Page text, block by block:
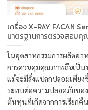
เครื่อง X-RAY FACAN
มาตรฐานการตรวจสอบ
ในอุตสาหกรรมการผลิตอา
การควบคุมคุณภาพถือเป็น
แม้จะมีสิ่งแปลกปลอมเพีย
ระทบต่อความปลอดภัยขอ
ต้นทุนที่เกิดจากการเรียกคื